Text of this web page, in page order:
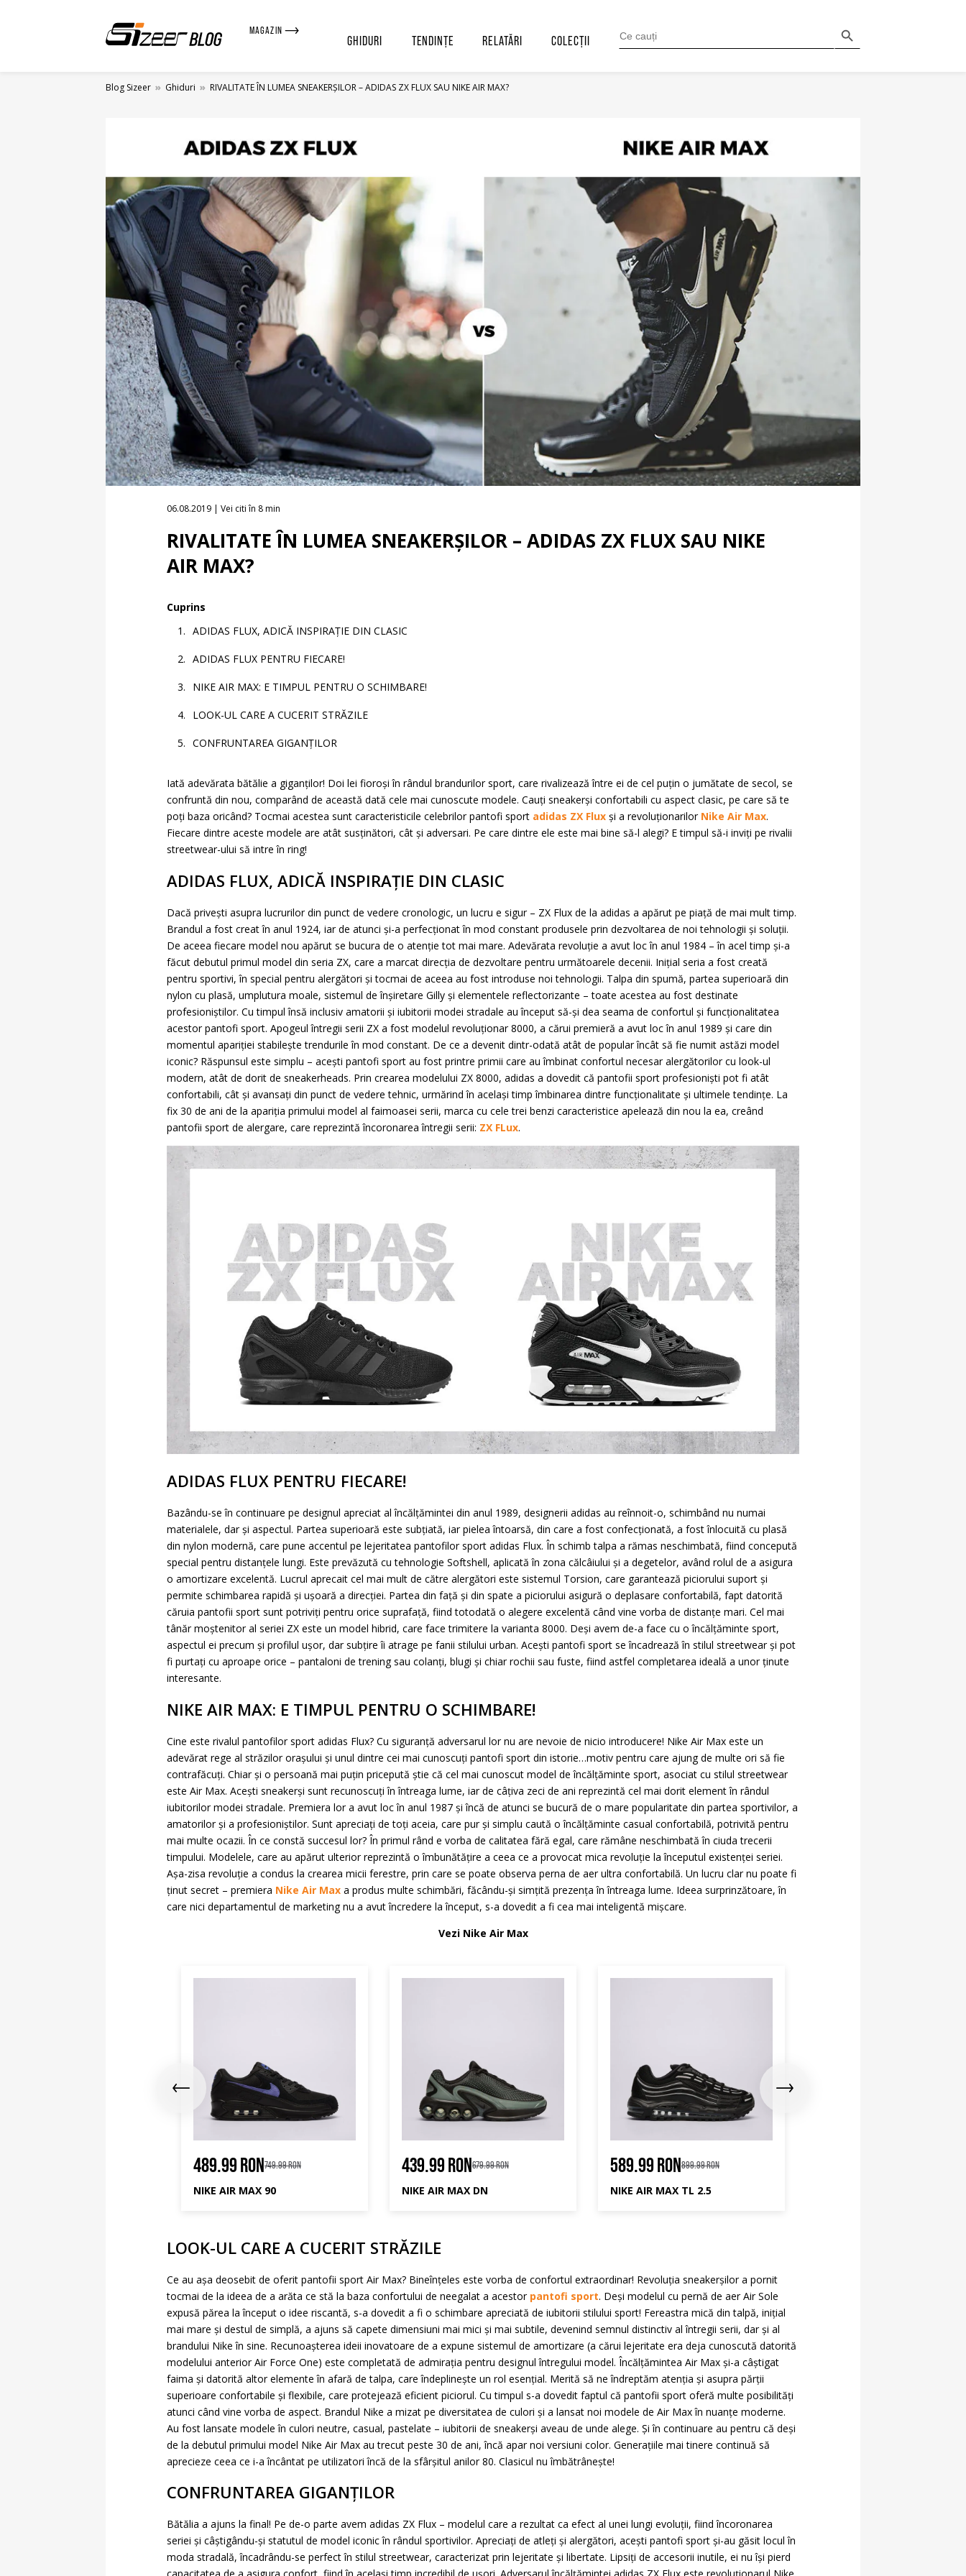
MAGAZIN
GHIDURI TENDINȚE RELATĂRI COLECȚII
FOR:
Blog Sizeer » Ghiduri » RIVALITATE ÎN LUMEA SNEAKERȘILOR – ADIDAS ZX FLUX SAU NIKE AIR MAX?
06.08.2019 | Vei citi în 8 min
RIVALITATE ÎN LUMEA SNEAKERȘILOR – ADIDAS ZX FLUX SAU NIKE
AIR MAX?
Cuprins
ADIDAS FLUX, ADICĂ INSPIRAȚIE DIN CLASIC
ADIDAS FLUX PENTRU FIECARE!
NIKE AIR MAX: E TIMPUL PENTRU O SCHIMBARE!
LOOK-UL CARE A CUCERIT STRĂZILE
CONFRUNTAREA GIGANȚILOR
Iată adevărata bătălie a giganților! Doi lei fioroși în rândul brandurilor sport, care rivalizează între ei de cel puțin o jumătate de secol, se
confruntă din nou, comparând de această dată cele mai cunoscute modele. Cauți sneakerși confortabili cu aspect clasic, pe care să te
poți baza oricând? Tocmai acestea sunt caracteristicile celebrilor pantofi sport adidas ZX Flux și a revoluționarilor Nike Air Max.
Fiecare dintre aceste modele are atât susținători, cât și adversari. Pe care dintre ele este mai bine să-l alegi? E timpul să-i inviți pe rivalii
streetwear-ului să intre în ring!
ADIDAS FLUX, ADICĂ INSPIRAȚIE DIN CLASIC
Dacă privești asupra lucrurilor din punct de vedere cronologic, un lucru e sigur – ZX Flux de la adidas a apărut pe piață de mai mult timp.
Brandul a fost creat în anul 1924, iar de atunci și-a perfecționat în mod constant produsele prin dezvoltarea de noi tehnologii și soluții.
De aceea fiecare model nou apărut se bucura de o atenție tot mai mare. Adevărata revoluție a avut loc în anul 1984 – în acel timp și-a
făcut debutul primul model din seria ZX, care a marcat direcția de dezvoltare pentru următoarele decenii. Inițial seria a fost creată
pentru sportivi, în special pentru alergători și tocmai de aceea au fost introduse noi tehnologii. Talpa din spumă, partea superioară din
nylon cu plasă, umplutura moale, sistemul de înșiretare Gilly și elementele reflectorizante – toate acestea au fost destinate
profesioniștilor. Cu timpul însă inclusiv amatorii și iubitorii modei stradale au început să-și dea seama de confortul și funcționalitatea
acestor pantofi sport. Apogeul întregii serii ZX a fost modelul revoluționar 8000, a cărui premieră a avut loc în anul 1989 și care din
momentul apariției stabilește trendurile în mod constant. De ce a devenit dintr-odată atât de popular încât să fie numit astăzi model
iconic? Răspunsul este simplu – acești pantofi sport au fost printre primii care au îmbinat confortul necesar alergătorilor cu look-ul
modern, atât de dorit de sneakerheads. Prin crearea modelului ZX 8000, adidas a dovedit că pantofii sport profesioniști pot fi atât
confortabili, cât și avansați din punct de vedere tehnic, urmărind în același timp îmbinarea dintre funcționalitate și ultimele tendințe. La
fix 30 de ani de la apariția primului model al faimoasei serii, marca cu cele trei benzi caracteristice apelează din nou la ea, creând
pantofii sport de alergare, care reprezintă încoronarea întregii serii: ZX FLux.
ADIDAS FLUX PENTRU FIECARE!
Bazându-se în continuare pe designul apreciat al încălțămintei din anul 1989, designerii adidas au reînnoit-o, schimbând nu numai
materialele, dar și aspectul. Partea superioară este subțiată, iar pielea întoarsă, din care a fost confecționată, a fost înlocuită cu plasă
din nylon modernă, care pune accentul pe lejeritatea pantofilor sport adidas Flux. În schimb talpa a rămas neschimbată, fiind concepută
special pentru distanțele lungi. Este prevăzută cu tehnologie Softshell, aplicată în zona călcâiului și a degetelor, având rolul de a asigura
o amortizare excelentă. Lucrul aprecait cel mai mult de către alergători este sistemul Torsion, care garantează piciorului suport și
permite schimbarea rapidă și ușoară a direcției. Partea din față și din spate a piciorului asigură o deplasare confortabilă, fapt datorită
căruia pantofii sport sunt potriviți pentru orice suprafață, fiind totodată o alegere excelentă când vine vorba de distanțe mari. Cel mai
tânăr moștenitor al seriei ZX este un model hibrid, care face trimitere la varianta 8000. Deși avem de-a face cu o încălțăminte sport,
aspectul ei precum și profilul ușor, dar subțire îi atrage pe fanii stilului urban. Acești pantofi sport se încadrează în stilul streetwear și pot
fi purtați cu aproape orice – pantaloni de trening sau colanți, blugi și chiar rochii sau fuste, fiind astfel completarea ideală a unor ținute
interesante.
NIKE AIR MAX: E TIMPUL PENTRU O SCHIMBARE!
Cine este rivalul pantofilor sport adidas Flux? Cu siguranță adversarul lor nu are nevoie de nicio introducere! Nike Air Max este un
adevărat rege al străzilor orașului și unul dintre cei mai cunoscuți pantofi sport din istorie…motiv pentru care ajung de multe ori să fie
contrafăcuți. Chiar și o persoană mai puțin pricepută știe că cel mai cunoscut model de încălțăminte sport, asociat cu stilul streetwear
este Air Max. Acești sneakerși sunt recunoscuți în întreaga lume, iar de câțiva zeci de ani reprezintă cel mai dorit element în rândul
iubitorilor modei stradale. Premiera lor a avut loc în anul 1987 și încă de atunci se bucură de o mare popularitate din partea sportivilor, a
amatorilor și a profesioniștilor. Sunt apreciați de toți aceia, care pur și simplu caută o încălțăminte casual confortabilă, potrivită pentru
mai multe ocazii. În ce constă succesul lor? În primul rând e vorba de calitatea fără egal, care rămâne neschimbată în ciuda trecerii
timpului. Modelele, care au apărut ulterior reprezintă o îmbunătățire a ceea ce a provocat mica revoluție la începutul existenței seriei.
Așa-zisa revoluție a condus la crearea micii ferestre, prin care se poate observa perna de aer ultra confortabilă. Un lucru clar nu poate fi
ținut secret – premiera Nike Air Max a produs multe schimbări, făcându-și simțită prezența în întreaga lume. Ideea surprinzătoare, în
care nici departamentul de marketing nu a avut încredere la început, s-a dovedit a fi cea mai inteligentă mișcare.
Vezi Nike Air Max
489.99 RON749.99 RON
NIKE AIR MAX 90
439.99 RON679.99 RON
NIKE AIR MAX DN
589.99 RON899.99 RON
NIKE AIR MAX TL 2.5
LOOK-UL CARE A CUCERIT STRĂZILE
Ce au așa deosebit de oferit pantofii sport Air Max? Bineînțeles este vorba de confortul extraordinar! Revoluția sneakerșilor a pornit
tocmai de la ideea de a arăta ce stă la baza confortului de neegalat a acestor pantofi sport. Deși modelul cu pernă de aer Air Sole
expusă părea la început o idee riscantă, s-a dovedit a fi o schimbare apreciată de iubitorii stilului sport! Fereastra mică din talpă, inițial
mai mare și destul de simplă, a ajuns să capete dimensiuni mai mici și mai subtile, devenind semnul distinctiv al întregii serii, dar și al
brandului Nike în sine. Recunoașterea ideii inovatoare de a expune sistemul de amortizare (a cărui lejeritate era deja cunoscută datorită
modelului anterior Air Force One) este completată de admirația pentru designul întregului model. Încălțămintea Air Max și-a câștigat
faima și datorită altor elemente în afară de talpa, care îndeplinește un rol esențial. Merită să ne îndreptăm atenția și asupra părții
superioare confortabile și flexibile, care protejează eficient piciorul. Cu timpul s-a dovedit faptul că pantofii sport oferă multe posibilități
atunci când vine vorba de aspect. Brandul Nike a mizat pe diversitatea de culori și a lansat noi modele de Air Max în nuanțe moderne.
Au fost lansate modele în culori neutre, casual, pastelate – iubitorii de sneakerși aveau de unde alege. Și în continuare au pentru că deși
de la debutul primului model Nike Air Max au trecut peste 30 de ani, încă apar noi versiuni color. Generațiile mai tinere continuă să
aprecieze ceea ce i-a încântat pe utilizatori încă de la sfârșitul anilor 80. Clasicul nu îmbătrânește!
CONFRUNTAREA GIGANȚILOR
Bătălia a ajuns la final! Pe de-o parte avem adidas ZX Flux – modelul care a rezultat ca efect al unei lungi evoluții, fiind încoronarea
seriei și câștigându-și statutul de model iconic în rândul sportivilor. Apreciați de atleți și alergători, acești pantofi sport și-au găsit locul în
moda stradală, încadrându-se perfect în stilul streetwear, caracterizat prin lejeritate și libertate. Lipsiți de accesorii inutile, ei nu își pierd